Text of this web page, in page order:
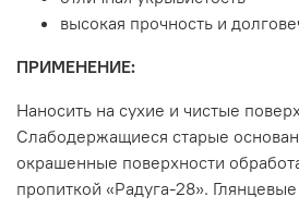
высокая прочность и
ПРИМЕНЕНИЕ:
Наносить на сухие и чистые
Слабодержащиеся старые
окрашенные поверхности
пропиткой «Радуга-28».